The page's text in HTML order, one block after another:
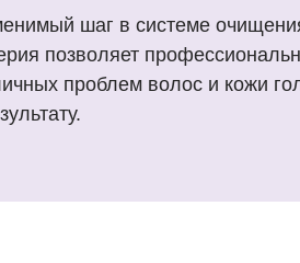
шаг в системе
позволяет
проблем волос и кожи